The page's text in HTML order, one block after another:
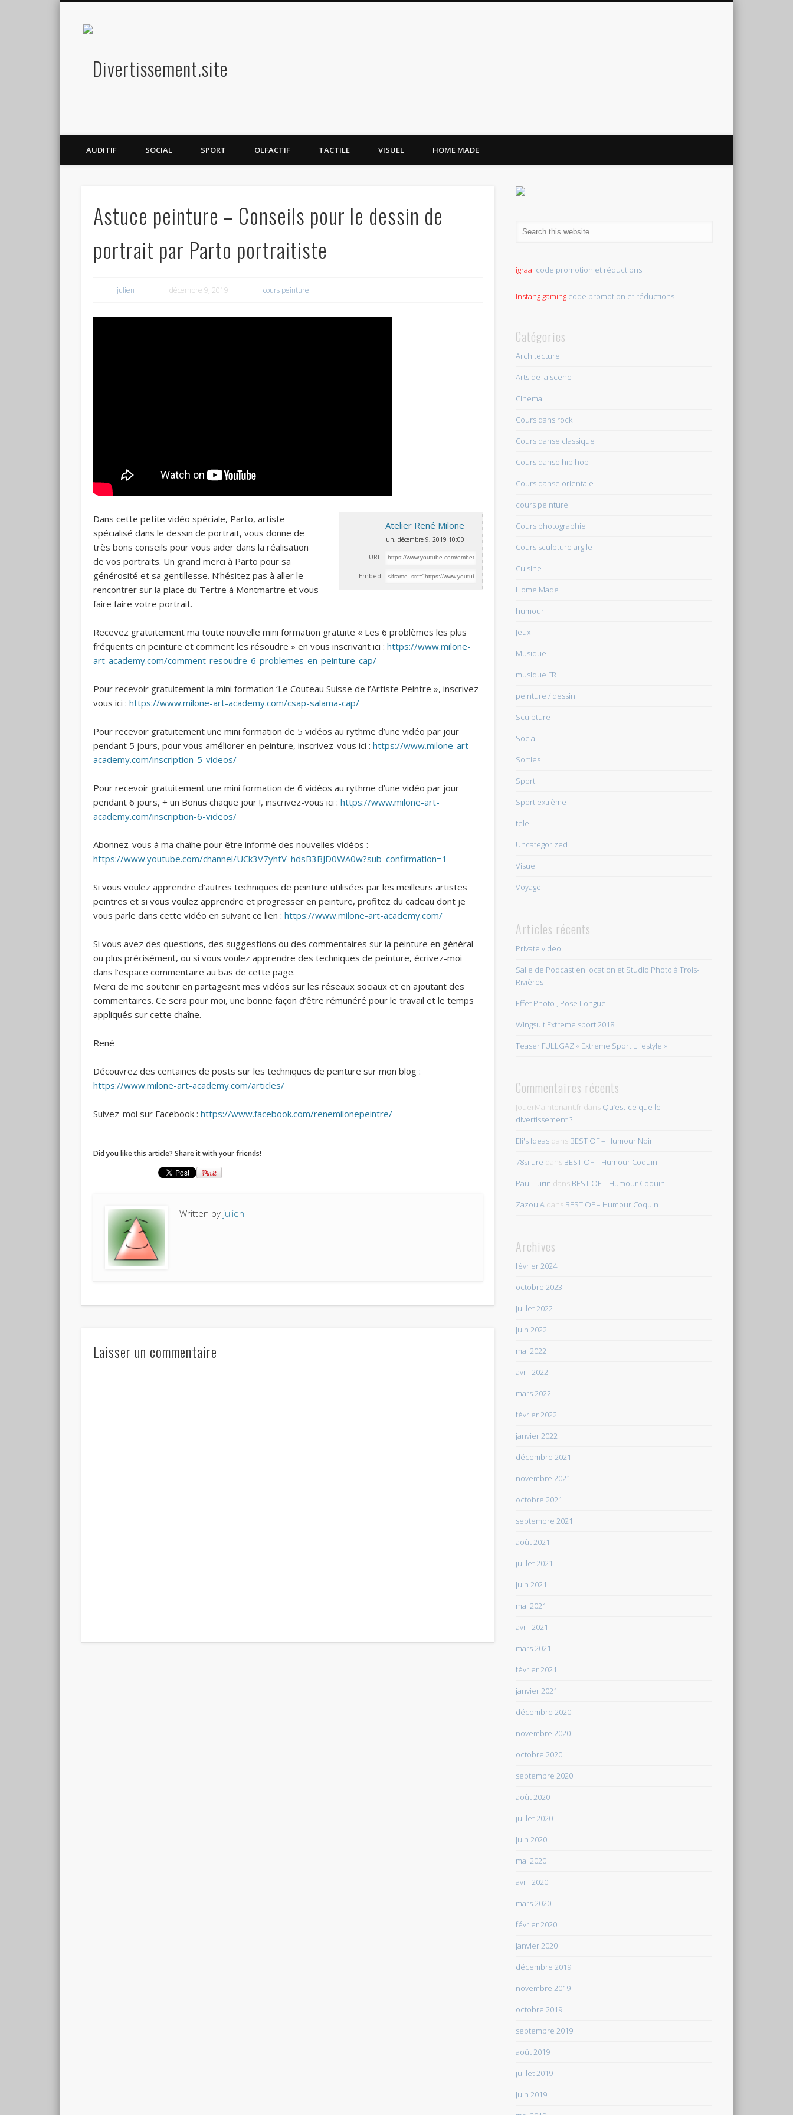
AUDITIF SOCIAL SPORT OLFACTIF TACTILE VISUEL HOME MADE
Astuce peinture – Conseils pour le dessin de
portrait par Parto portraitiste
julien décembre 9, 2019 cours peinture
Atelier René Milone
lun, décembre 9, 2019 10:00
URL:
Embed:
Dans cette petite vidéo spéciale, Parto, artiste
spécialisé dans le dessin de portrait, vous donne de
très bons conseils pourvous aider dans la réalisation
de vos portraits. Un grand merci à Parto pour sa
générosité et sa gentillesse. N’hésitez pas à aller le
rencontrer sur la place du Tertre à Montmartre et vous
faire faire votre portrait.
Recevez gratuitement ma toute nouvelle mini formation gratuite « Les 6 problèmes les plus
fréquents en peinture et comment les résoudre » en vous inscrivant ici :https://www.milone-
art-academy.com/comment-resoudre-6-problemes-en-peinture-cap/
Pour recevoir gratuitement la mini formation ‘Le Couteau Suisse de l’Artiste Peintre », inscrivez-
vous ici :https://www.milone-art-academy.com/csap-salama-cap/
Pour recevoir gratuitement une mini formation de 5 vidéos au rythme d’une vidéo par jour
pendant 5 jours, pour vous améliorer en peinture, inscrivez-vous ici :https://www.milone-art-
academy.com/inscription-5-videos/
Pour recevoir gratuitement une mini formation de 6 vidéos au rythme d’une vidéo par jour
pendant 6 jours, + un Bonus chaque jour !, inscrivez-vous ici :https://www.milone-art-
academy.com/inscription-6-videos/
Abonnez-vous à ma chaîne pour être informé des nouvelles vidéos :
https://www.youtube.com/channel/UCk3V7yhtV_hdsB3BJD0WA0w?sub_confirmation=1
Si vous voulez apprendre d’autres techniques de peinture utilisées par les meilleurs artistes
peintres et si vous voulez apprendre et progresser en peinture, profitez du cadeau dont je
vous parle dans cette vidéo en suivant ce lien :https://www.milone-art-academy.com/
Si vous avez des questions, des suggestions ou des commentaires sur la peinture en général
ou plus précisément, ou si vous voulez apprendre des techniques de peinture, écrivez-moi
dans l’espace commentaire au bas de cette page.
Merci de me soutenir en partageant mes vidéos sur les réseaux sociaux et en ajoutant des
commentaires. Ce sera pour moi, une bonne façon d’être rémunéré pour le travail et le temps
appliqués sur cette chaîne.
René
Découvrez des centaines de posts sur les techniques de peinture sur mon blog :
https://www.milone-art-academy.com/articles/
Suivez-moi sur Facebook :https://www.facebook.com/renemilonepeintre/
Did you like this article? Share it with your friends!
Written by julien
Laisser un commentaire
igraal code promotion et réductions
Instang gaming code promotion et réductions
Catégories
Architecture
Arts de la scene
Cinema
Cours dans rock
Cours danse classique
Cours danse hip hop
Cours danse orientale
cours peinture
Cours photographie
Cours sculpture argile
Cuisine
Home Made
humour
Jeux
Musique
musique FR
peinture / dessin
Sculpture
Social
Sorties
Sport
Sport extrême
tele
Uncategorized
Visuel
Voyage
Articles récents
Private video
Salle de Podcast en location et Studio Photo à Trois-
Rivières
Effet Photo , Pose Longue
Wingsuit Extreme sport 2018
Teaser FULLGAZ « Extreme Sport Lifestyle »
Commentaires récents
JouerMaintenant.fr dans Qu’est-ce que le
divertissement ?
Eli's Ideas dans BEST OF – Humour Noir
78silure dans BEST OF – Humour Coquin
Paul Turin dans BEST OF – Humour Coquin
Zazou A dans BEST OF – Humour Coquin
Archives
février 2024
octobre 2023
juillet 2022
juin 2022
mai 2022
avril 2022
mars 2022
février 2022
janvier 2022
décembre 2021
novembre 2021
octobre 2021
septembre 2021
août 2021
juillet 2021
juin 2021
mai 2021
avril 2021
mars 2021
février 2021
janvier 2021
décembre 2020
novembre 2020
octobre 2020
septembre 2020
août 2020
juillet 2020
juin 2020
mai 2020
avril 2020
mars 2020
février 2020
janvier 2020
décembre 2019
novembre 2019
octobre 2019
septembre 2019
août 2019
juillet 2019
juin 2019